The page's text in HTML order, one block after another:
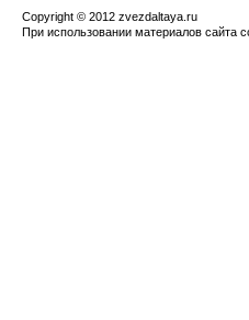
Copyright © 2012 zvezdaltaya.ru
При использовании материалов сайта